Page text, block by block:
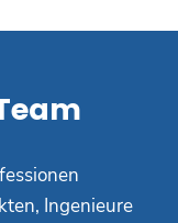
Ingenieure